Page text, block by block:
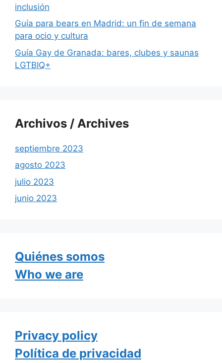
inclusión
Guía para bears en Madrid: un fin de semana
para ocio y cultura
Guía Gay de Granada: bares, clubes y saunas
LGTBIQ+
Archivos / Archives
septiembre 2023
agosto 2023
julio 2023
junio 2023
Quiénes somos
Who we are
Privacy policy
Política de privacidad